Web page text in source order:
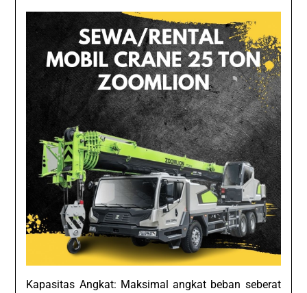
Kapasitas Angkat: Maksimal angkat beban seberat